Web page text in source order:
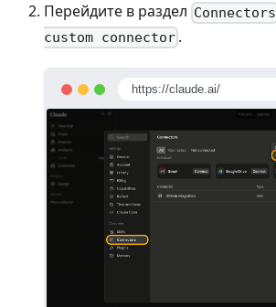
Перейдите в раздел Connectors
custom connector .
https://claude.ai/